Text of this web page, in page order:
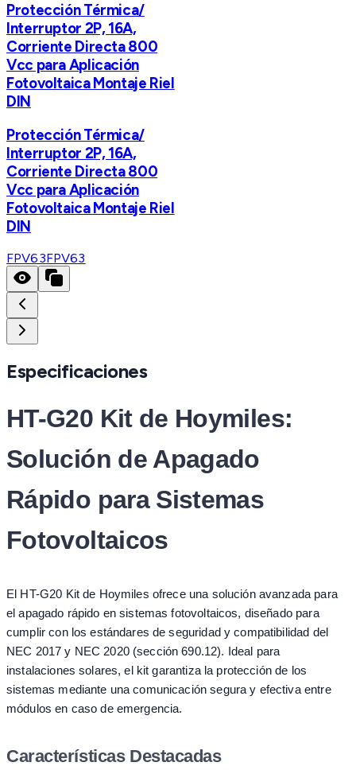
Protección Térmica/
Interruptor 2P, 16A,
Corriente Directa 800
Vcc para Aplicación
Fotovoltaica Montaje Riel
DIN
Protección Térmica/
Interruptor 2P, 16A,
Corriente Directa 800
Vcc para Aplicación
Fotovoltaica Montaje Riel
DIN
FPV63FPV63
Especificaciones
HT-G20 Kit de Hoymiles:
Solución de Apagado
Rápido para Sistemas
Fotovoltaicos
El HT-G20 Kit de Hoymiles ofrece una solución avanzada para
el apagado rápido en sistemas fotovoltaicos, diseñado para
cumplir con los estándares de seguridad y compatibilidad del
NEC 2017 y NEC 2020 (sección 690.12). Ideal para
instalaciones solares, el kit garantiza la protección de los
sistemas mediante una comunicación segura y efectiva entre
módulos en caso de emergencia.
Características Destacadas